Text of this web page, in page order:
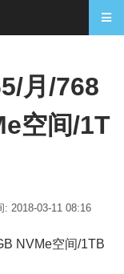
月/768
空间/1T
: 2018-03-11 08:16
NVMe空间/1TB